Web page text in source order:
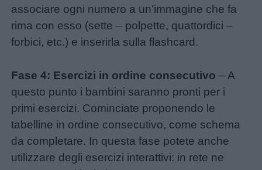
associare ogni numero a un’immagine che fa
rima con esso (sette – polpette, quattordici –
forbici, etc.) e inserirla sulla flashcard.
Fase 4: Esercizi in ordine consecutivo – A
questo punto i bambini saranno pronti per i
primi esercizi. Cominciate proponendo le
tabelline in ordine consecutivo, come schema
da completare. In questa fase potete anche
utilizzare degli esercizi interattivi: in rete ne